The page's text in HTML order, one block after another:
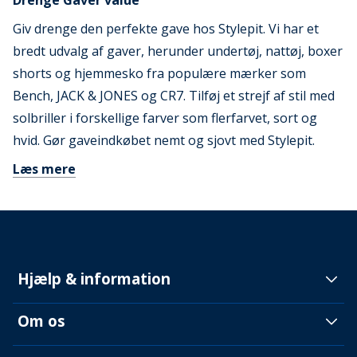
Giv drenge den perfekte gave hos Stylepit. Vi har et
bredt udvalg af gaver, herunder undertøj, nattøj, boxer
shorts og hjemmesko fra populære mærker som
Bench, JACK & JONES og CR7. Tilføj et strejf af stil med
solbriller i forskellige farver som flerfarvet, sort og
hvid. Gør gaveindkøbet nemt og sjovt med Stylepit.
Læs mere
Hjælp & information
Om os